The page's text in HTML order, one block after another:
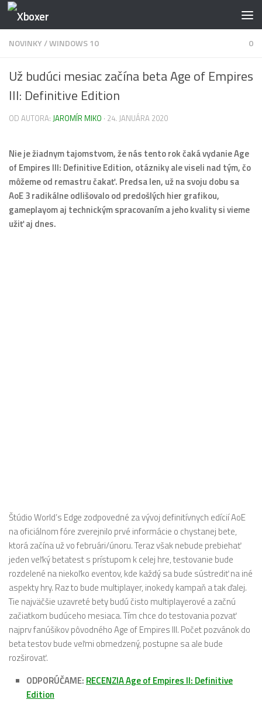
Preskočiť na obsah
NOVINKY/WINDOWS 10 0
Už budúci mesiac začína beta Age of Empires
III: Definitive Edition
OD AUTORA: JAROMÍR MIKO · 24. JANUÁRA 2020
Nie je žiadnym tajomstvom, že nás tento rok čaká vydanie Age
of Empires III: Definitive Edition, otázniky ale viseli nad tým, čo
môžeme od remastru čakať. Predsa len, už na svoju dobu sa
AoE 3 radikálne odlišovalo od predošlých hier grafikou,
gameplayom aj technickým spracovaním a jeho kvality si vieme
užiť aj dnes.
Štúdio World’s Edge zodpovedné za vývoj definitívnych edícií AoE
na oficiálnom fóre zverejnilo prvé informácie o chystanej bete,
ktorá začína už vo februári/únoru. Teraz však nebude prebiehať
jeden veľký betatest s prístupom k celej hre, testovanie bude
rozdelené na niekoľko eventov, kde každý sa bude sústrediť na iné
aspekty hry. Raz to bude multiplayer, inokedy kampaň a tak ďalej.
Tie najväčšie uzavreté bety budú čisto multiplayerové a začnú
začiatkom budúceho mesiaca. Tím chce do testovania pozvať
najprv fanúšikov pôvodného Age of Empires III. Počet pozvánok do
beta testov bude veľmi obmedzený, postupne sa ale bude
rozširovať.
ODPORÚČAME: RECENZIA Age of Empires II: Definitive
Edition